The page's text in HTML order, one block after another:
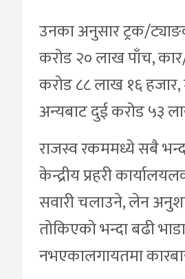
उनका अनुसार ट्रक/
करोड २० लाख पाँच,
करोड ८८ लाख १६
अन्यबाट दुई करोड ५३
राजस्व रकममध्ये सबै
केन्द्रीय प्रहरी
सवारी चलाउने, लेन
तोकिएको भन्दा बढी
नभएकालगायतमा